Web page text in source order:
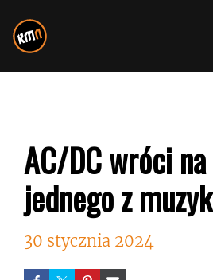
do
treści
AC/DC wróci
jednego z
30 stycznia 2024